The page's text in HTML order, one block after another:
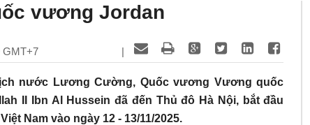
vương Jordan
GMT+7 |
nước Lương Cường, Quốc vương Vương quốc
II Ibn Al Hussein đã đến Thủ đô Hà Nội, bắt đầu
Nam vào ngày 12 - 13/11/2025.